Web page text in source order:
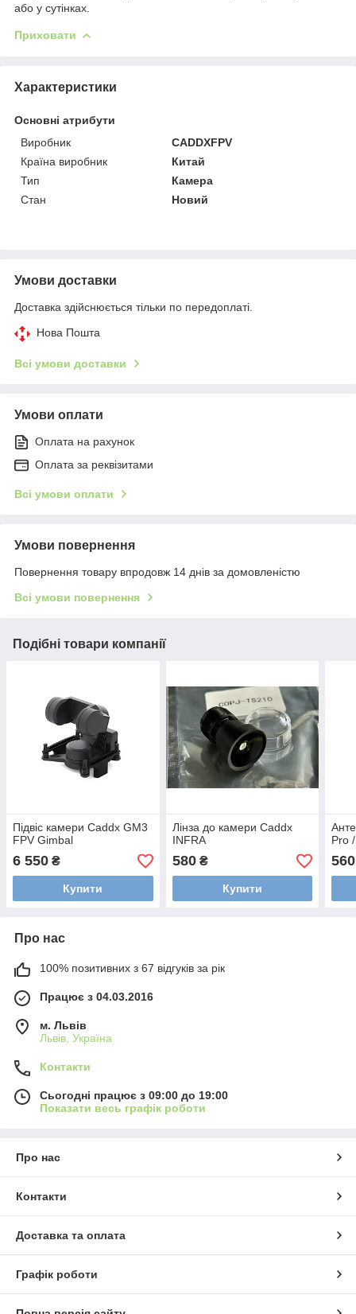
або у сутінках.
Приховати
Характеристики
Основні атрибути
Виробник
CADDXFPV
Країна виробник
Китай
Тип
Камера
Стан
Новий
Умови доставки
Доставка здійснюється тільки по передоплаті.
Нова Пошта
Всі умови доставки
Умови оплати
Оплата на рахунок
Оплата за реквізитами
Всі умови оплати
Умови повернення
Повернення товару впродовж 14 днів за домовленістю
Всі умови повернення
Подібні товари компанії
Підвіс камери Caddx GM3
FPV Gimbal
6 550 ₴
Купити
Лінза до камери Caddx
INFRA
580₴
Купити
Pro
560
Про нас
100% позитивних з 67 відгуків за рік
Працює з 04.03.2016
м. Львів
Львів, Україна
Контакти
Сьогодні працює з 09:00 до 19:00
Показати весь графік роботи
Про нас
Контакти
Доставка та оплата
Графік роботи